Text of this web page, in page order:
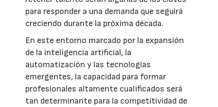
para responder a una demanda que seguirá
creciendo durante la próxima década.
En este entorno marcado por la expansión
de la inteligencia artificial, la
automatización y las tecnologías
emergentes, la capacidad para formar
profesionales altamente cualificados será
tan determinante para la competitividad de